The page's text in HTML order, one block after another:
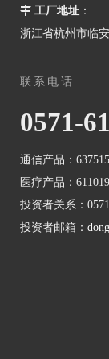
 工厂地址 ：
浙江省杭州市临
联系电话
0571-
通信产品：
医疗产品：
投资者关系：
投资者邮箱：